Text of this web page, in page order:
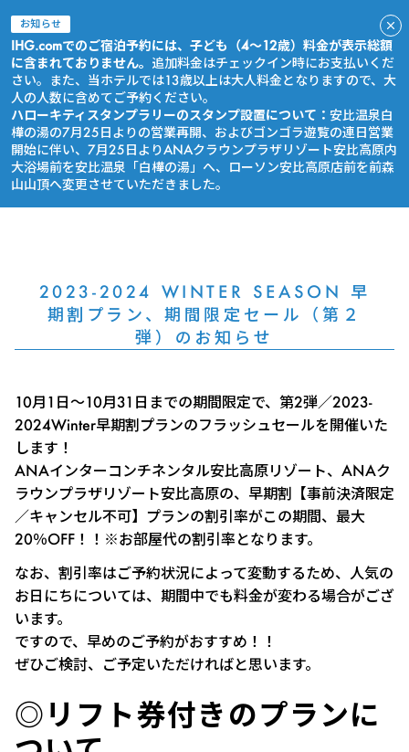
お知らせ
IHG.comでのご宿泊予約には、子ども（4～12歳）料金が表示総額
に含まれておりません。 追加料金はチェックイン時にお支払いくだ
さい。また、当ホテルでは13歳以上は大人料金となりますので、大
人の人数に含めてご予約ください。
ハローキティスタンプラリーのスタンプ設置について： 安比温泉白
樺の湯の7月25日よりの営業再開、およびゴンゴラ遊覧の連日営業
開始に伴い、7月25日よりANAクラウンプラザリゾート安比高原内
大浴場前を安比温泉「白樺の湯」へ、ローソン安比高原店前を前森
山山頂へ変更させていただきました。
2023-2024 WINTER SEASON 早
期割プラン、期間限定セール（第２
弾）のお知らせ
10月1日～10月31日までの期間限定で、第2弾／2023-
2024Winter早期割プランのフラッシュセールを開催いた
します！
ANAインターコンチネンタル安比高原リゾート、ANAク
ラウンプラザリゾート安比高原の、早期割【事前決済限定
／キャンセル不可】プランの割引率がこの期間、最大
20％OFF！！※お部屋代の割引率となります。
なお、割引率はご予約状況によって変動するため、人気の
お日にちについては、期間中でも料金が変わる場合がござ
います。
ですので、早めのご予約がおすすめ！！
ぜひご検討、ご予定いただければと思います。
◎リフト券付きのプランに